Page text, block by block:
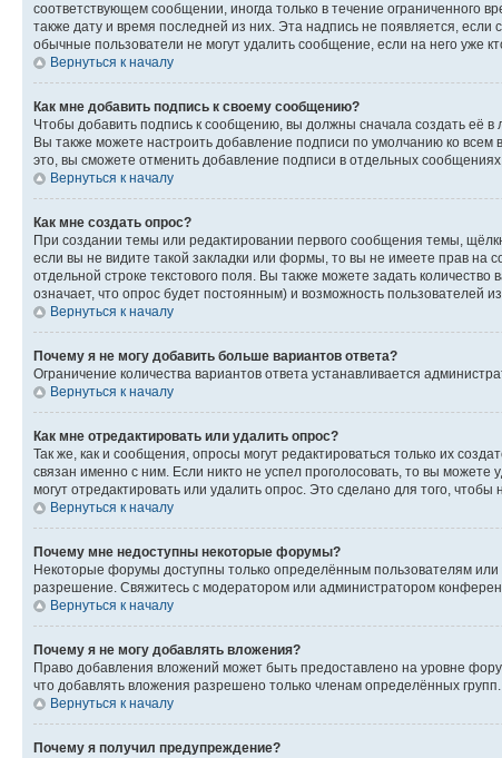
соответствующем сообщении, иногда только в течение ограниченного
также дату и время последней из них. Эта надпись не появляется,
обычные пользователи не могут удалить сообщение, если на него уже
Вернуться к началу
Как мне добавить подпись к своему сообщению?
Чтобы добавить подпись к сообщению, вы должны сначала создать её
Вы также можете настроить добавление подписи по умолчанию ко
это, вы сможете отменить добавление подписи в отдельных
Вернуться к началу
Как мне создать опрос?
При создании темы или редактировании первого сообщения темы,
если вы не видите такой закладки или формы, то вы не имеете прав на
отдельной строке текстового поля. Вы также можете задать
означает, что опрос будет постоянным) и возможность пользователей
Вернуться к началу
Почему я не могу добавить больше вариантов ответа?
Ограничение количества вариантов ответа устанавливается
Вернуться к началу
Как мне отредактировать или удалить опрос?
Так же, как и сообщения, опросы могут редактироваться только их
связан именно с ним. Если никто не успел проголосовать, то вы
могут отредактировать или удалить опрос. Это сделано для того,
Вернуться к началу
Почему мне недоступны некоторые форумы?
Некоторые форумы доступны только определённым пользователям или
разрешение. Свяжитесь с модератором или администратором
Вернуться к началу
Почему я не могу добавлять вложения?
Право добавления вложений может быть предоставлено на уровне
что добавлять вложения разрешено только членам определённых
Вернуться к началу
Почему я получил предупреждение?